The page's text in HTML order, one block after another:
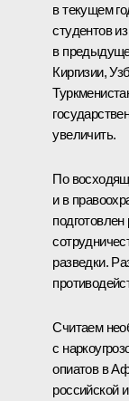
в текущем
студентов
в
Киргизии,
увеличить.
По
и в
разведки.
Считаем
с
опиатов в
российской